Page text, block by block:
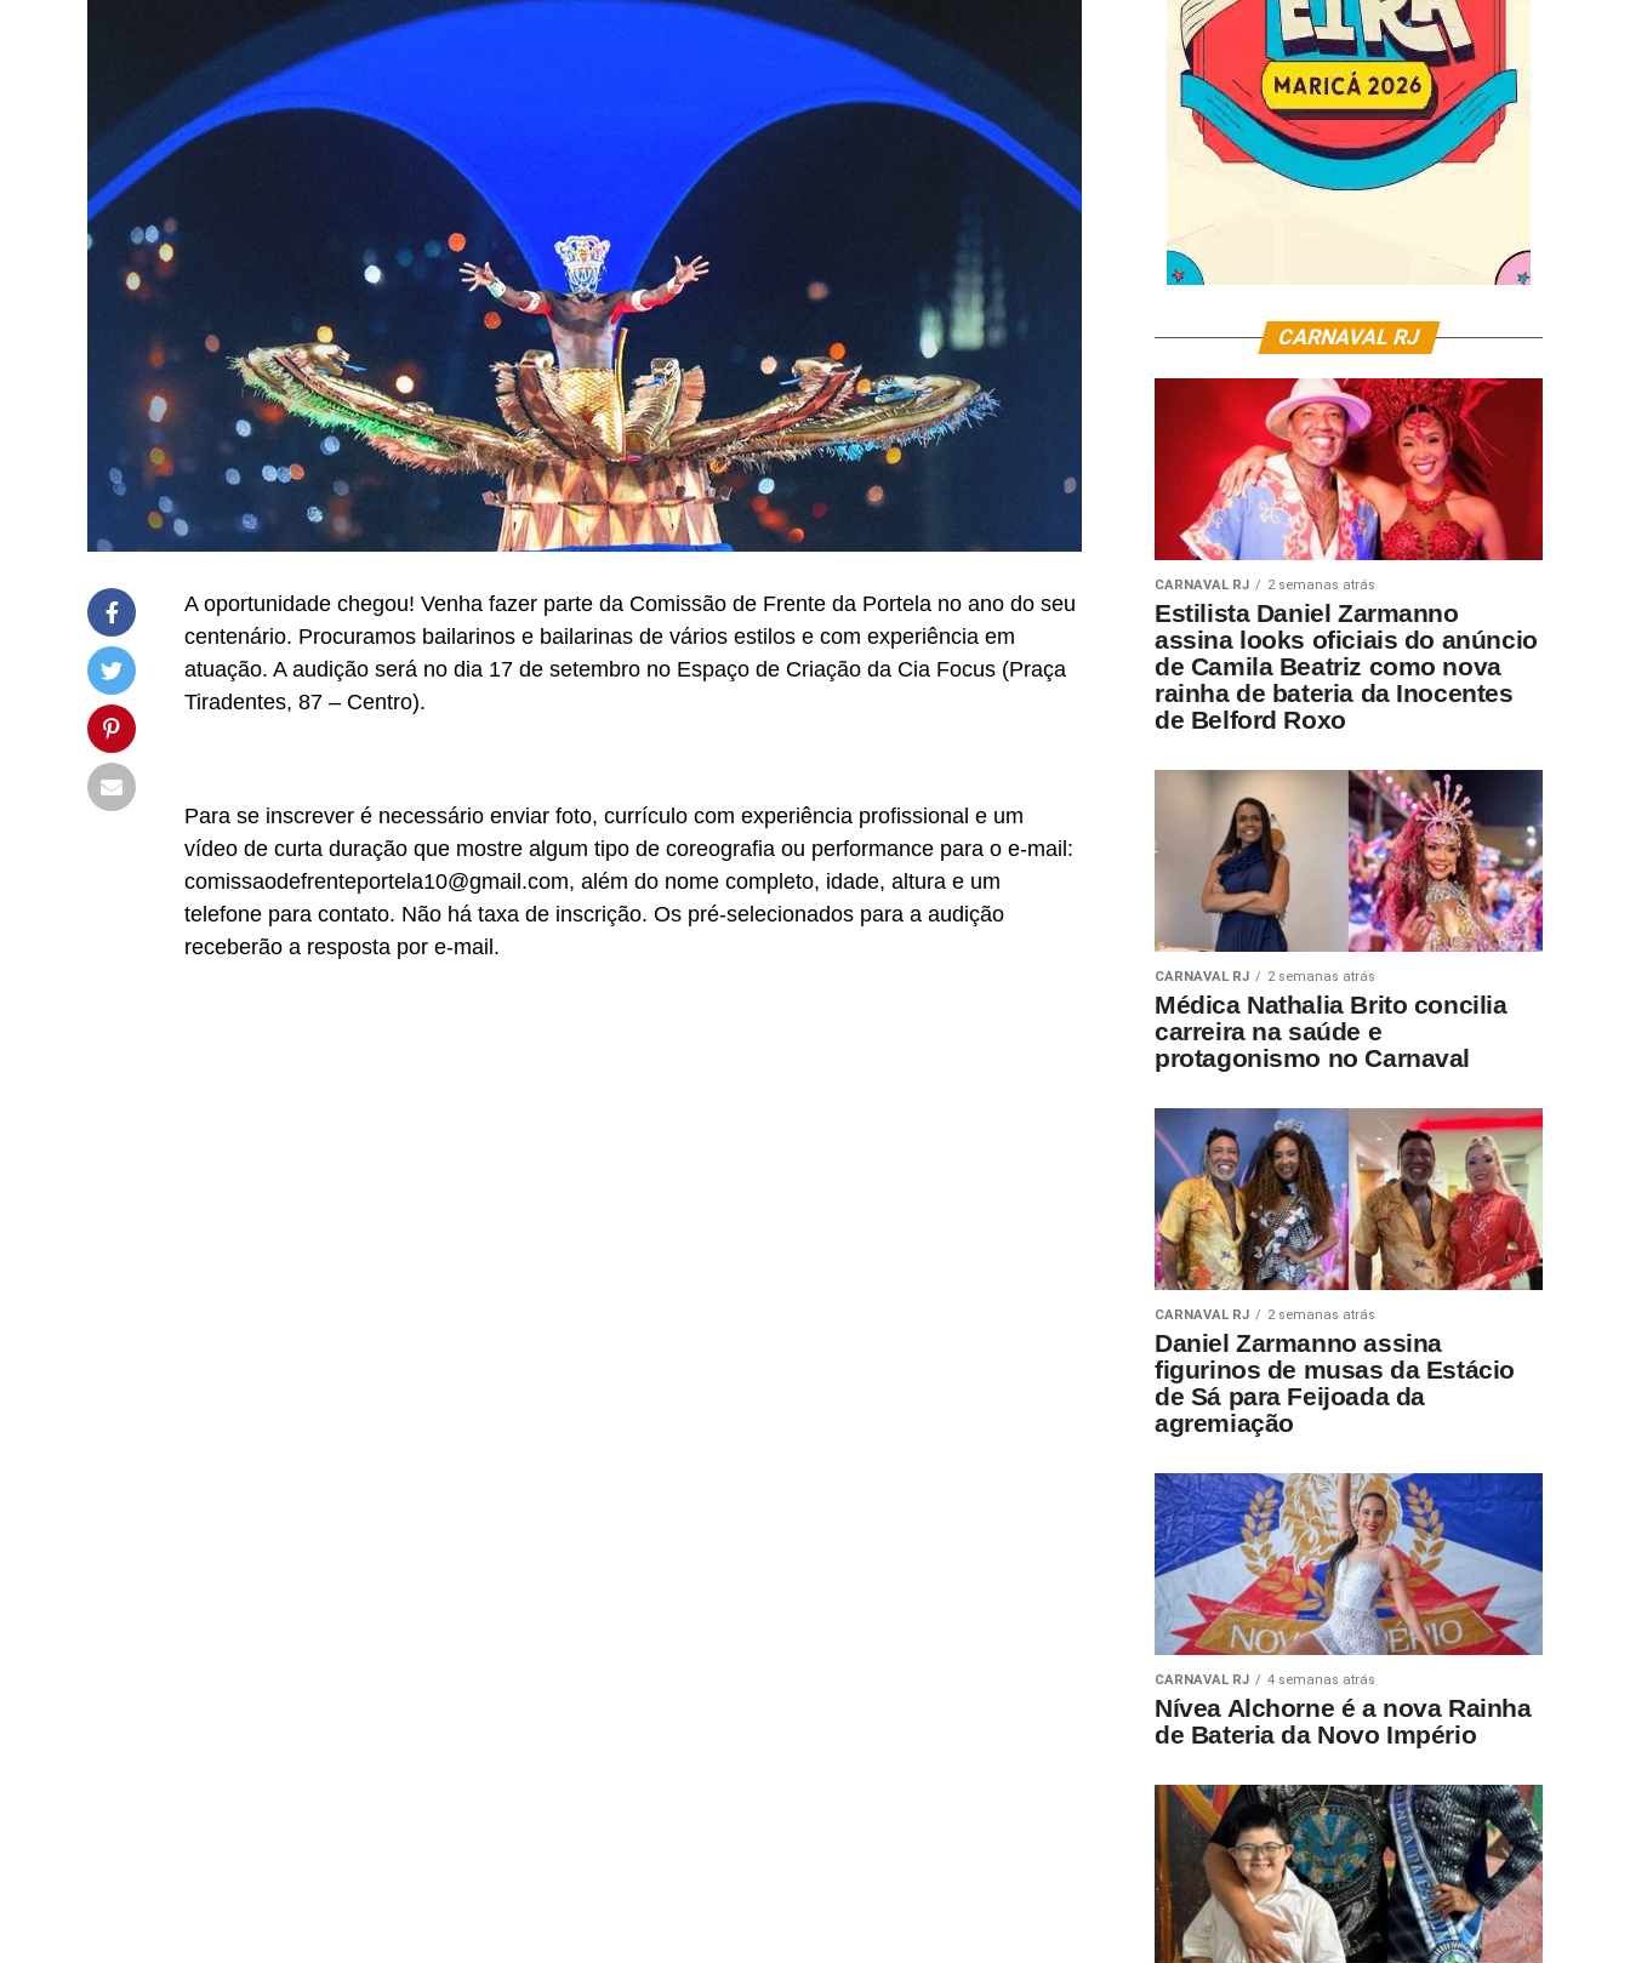
A oportunidade chegou! Venha fazer parte da Comissão de Frente da Portela no ano do seu
centenário. Procuramos bailarinos e bailarinas de vários estilos e com experiência em
atuação. A audição será no dia 17 de setembro no Espaço de Criação da Cia Focus (Praça
Tiradentes, 87 – Centro).
Para se inscrever é necessário enviar foto, currículo com experiência profissional e um
vídeo de curta duração que mostre algum tipo de coreografia ou performance para o e-mail:
comissaodefrenteportela10@gmail.com, além do nome completo, idade, altura e um
telefone para contato. Não há taxa de inscrição. Os pré-selecionados para a audição
receberão a resposta por e-mail.
CARNAVAL RJ
CARNAVAL RJ 2 semanas atrás
Estilista Daniel Zarmanno
assina looks oficiais do anúncio
de Camila Beatriz como nova
rainha de bateria da Inocentes
de Belford Roxo
CARNAVAL RJ 2 semanas atrás
Médica Nathalia Brito concilia
carreira na saúde e
protagonismo no Carnaval
CARNAVAL RJ 2 semanas atrás
Daniel Zarmanno assina
figurinos de musas da Estácio
de Sá para Feijoada da
agremiação
CARNAVAL RJ 4 semanas atrás
Nívea Alchorne é a nova Rainha
de Bateria da Novo Império